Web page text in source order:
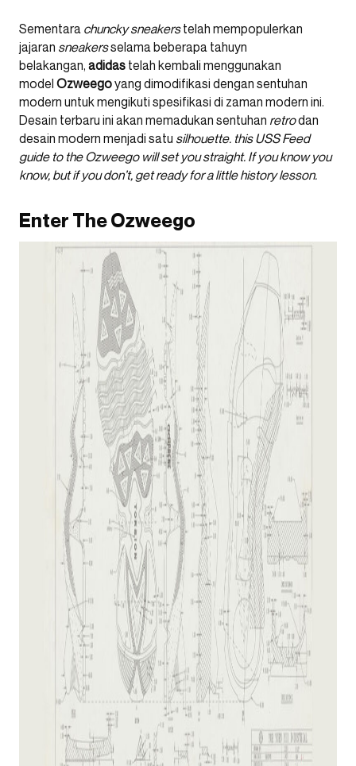
Sementara chuncky sneakerstelah mempopulerkan
jajaran sneakersselama beberapa tahuyn
belakangan, adidas telah kembali menggunakan
model Ozweegoyang dimodifikasi dengan sentuhan
modern untuk mengikuti spesifikasi di zaman modern ini.
Desain terbaru ini akan memadukan sentuhan retrodan
desain modern menjadi satu silhouette. this USS Feed
guide to the Ozweego will set you straight. If you know you
know, but if you don’t, get ready for a little history lesson.
Enter The Ozweego